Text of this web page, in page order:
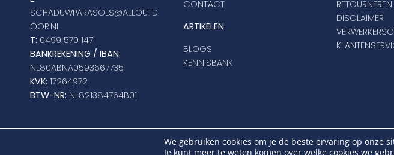
SCHADUWPARASOLS@ALLOUTD
OOR.NL
T: 0499 570 147
BANKREKENING / IBAN:
NL80ABNA0593667735
KVK: 17264972
BTW-NR: NL821384764B01
CONTACT
ARTIKELEN
BLOGS
KENNISBANK
RETOURNEREN
DISCLAIMER
Copyright Schaduwparasols
KVK: 17264972 |
We gebruiken cookies om je de beste ervaring op onze
Je kunt meer te weten komen over welke cookies we